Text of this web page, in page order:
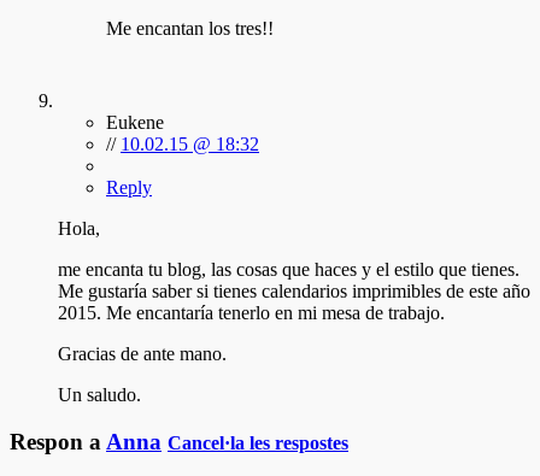
Me encantan los tres!!
Eukene
// 10.02.15 @ 18:32
Reply
Hola,
me encanta tu blog, las cosas que haces y el estilo que tienes.
Me gustaría saber si tienes calendarios imprimibles de este año
2015. Me encantaría tenerlo en mi mesa de trabajo.
Gracias de ante mano.
Un saludo.
Respon a Anna Cancel·la les respostes